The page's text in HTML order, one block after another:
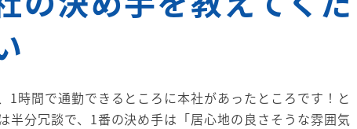
1時間で通勤できるところに本社があったところです！と
半分冗談で、1番の決め手は「居心地の良さそうな雰囲気